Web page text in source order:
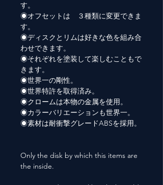
す。
◉オフセットは ３種類に変更できま
す。
◉ディスクとリムは好きな色を組み合
わせできます。
◉それぞれを塗装して楽しむこともで
きます。
◉世界一の剛性。
◉世界特許を取得済み。
◉クロームは本物の金属を使用。
◉カラーバリエーションも世界一。
◉素材は耐衝撃グレードABSを採用。
Only the disk by which this items are
the inside.